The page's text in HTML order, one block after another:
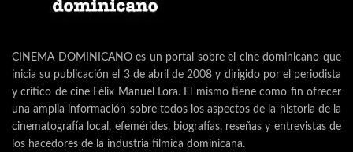
CINEMA DOMINICANO es un portal sobre el cine dominicano que
inicia su publicación el 3 de abril de 2008 y dirigido por el periodista
y crítico de cine Félix Manuel Lora. El mismo tiene como fin ofrecer
una amplia información sobre todos los aspectos de la historia de la
cinematografía local, efemérides, biografías, reseñas y entrevistas de
los hacedores de la industria fílmica dominicana.